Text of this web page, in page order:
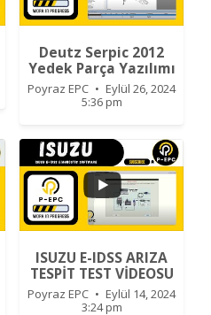
1 0
Deutz Serpic 2012
Yedek Parça Yazılımı
Poyraz EPC
Eylül 26, 2024
5:36 pm
0 0
ISUZU E-IDSS ARIZA
TESPİT TEST VİDEOSU
Poyraz EPC
Eylül 14, 2024
3:24 pm